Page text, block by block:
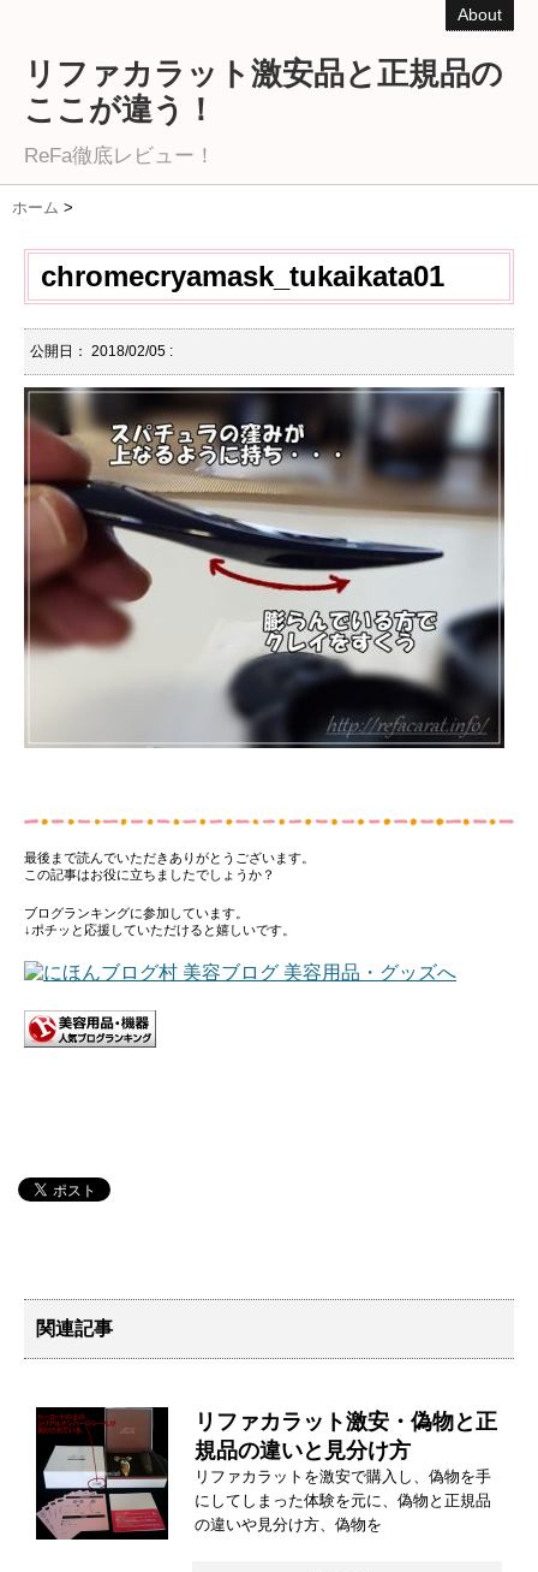
About
リファカラット激安品と正規品の
ここが違う！
ReFa徹底レビュー！
ホーム >
chromecryamask_tukaikata01
公開日： 2018/02/05 :
最後まで読んでいただきありがとうございます。
この記事はお役に立ちましたでしょうか？
ブログランキングに参加しています。
↓ポチッと応援していただけると嬉しいです。
関連記事
リファカラット激安・偽物と正
規品の違いと見分け方
リファカラットを激安で購入し、偽物を手
にしてしまった体験を元に、偽物と正規品
の違いや見分け方、偽物を